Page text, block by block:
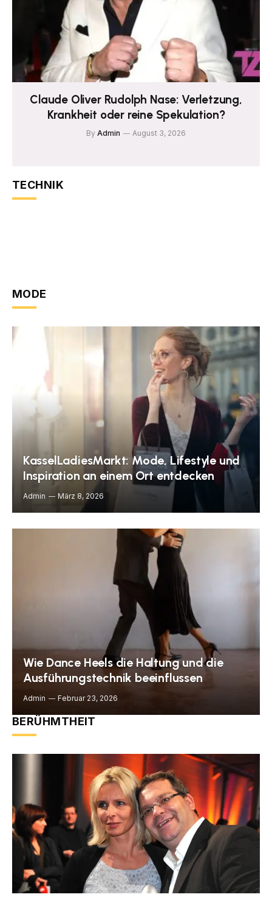
Claude Oliver Rudolph Nase: Verletzung,
Krankheit oder reine Spekulation?
By Admin August 3, 2026
TECHNIK
MODE
KasselLadiesMarkt: Mode, Lifestyle und
Inspiration an einem Ort entdecken
Admin März 8, 2026
Wie Dance Heels die Haltung und die
Ausführungstechnik beeinflussen
Admin Februar 23, 2026
BERÜHMTHEIT